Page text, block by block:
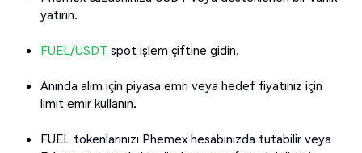
yatırın.
FUEL/USDT spot işlem çiftine gidin.
Anında alım için piyasa emri veya hedef fiyatınız için
limit emir kullanın.
FUEL tokenlarınızı Phemex hesabınızda tutabilir veya